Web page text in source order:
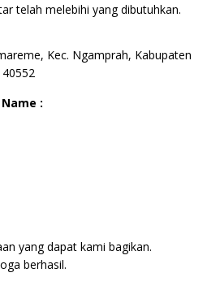
telah melebihi yang dibutuhkan.
Kec. Ngamprah, Kabupaten
:
yang dapat kami bagikan.
berhasil.